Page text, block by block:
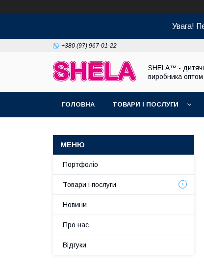
Увага!
+380 (97) 967-01-22
SHELA™ -
виробника оптом
ГОЛОВНА ТОВАРИ І ПОСЛУГИ
Портфоліо
Товари і послуги
Новини
Про нас
Відгуки